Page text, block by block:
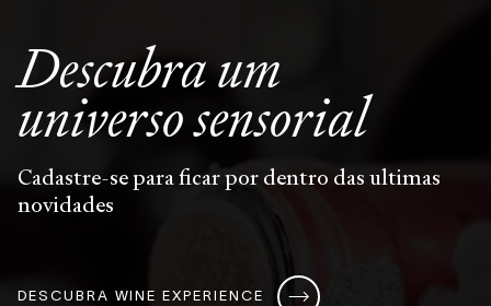
Descubra um
universosensorial
Cadastre-se para ficar por dentro das ultimas
novidades
DESCUBRA WINE EXPERIENCE